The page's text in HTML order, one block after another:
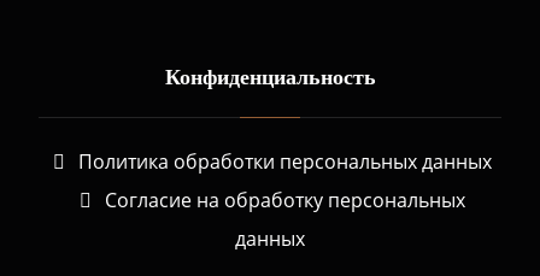
Конфиденциальность
Политика обработки персональных данных
Согласие на обработку персональных
данных